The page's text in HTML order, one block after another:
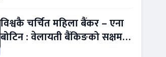
विश्वकै चर्चित महिला बैंकर – एना
बोटिन : वेलायती बैंकिङको सक्षम